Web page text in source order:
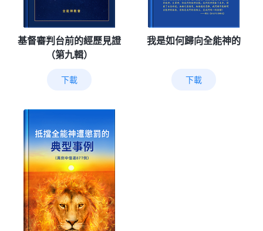
基督審判台前的經歷見證
（第九輯）
下載
我是如何歸向全能神的
下載